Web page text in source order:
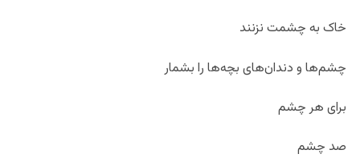
خاک به چشمت نزنند
چشم‌ها و دندان‌های بچه‌ها را بشمار
برای هر چشم
صد چشم